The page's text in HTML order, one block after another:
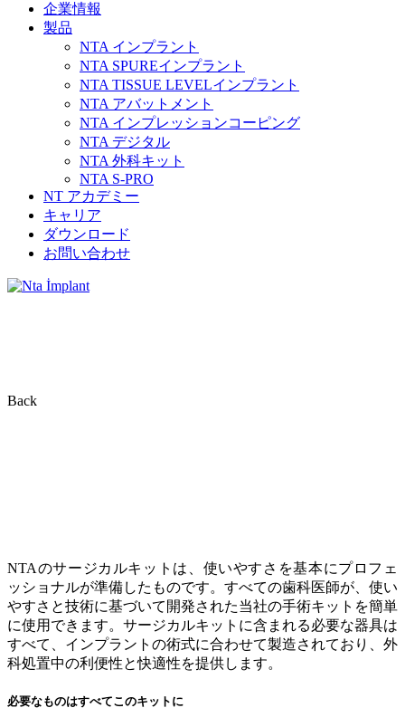
企業情報
製品
NTA インプラント
NTA SPUREインプラント
NTA TISSUE LEVELインプラント
NTA アバットメント
NTA インプレッションコーピング
NTA デジタル
NTA 外科キット
NTA S-PRO
NT アカデミー
キャリア
ダウンロード
お問い合わせ
Back
NTAのサージカルキットは、使いやすさを基本にプロフェ
ッショナルが準備したものです。すべての歯科医師が、使い
やすさと技術に基づいて開発された当社の手術キットを簡単
に使用できます。サージカルキットに含まれる必要な器具は
すべて、インプラントの術式に合わせて製造されており、外
科処置中の利便性と快適性を提供します。
必要なものはすべてこのキットに